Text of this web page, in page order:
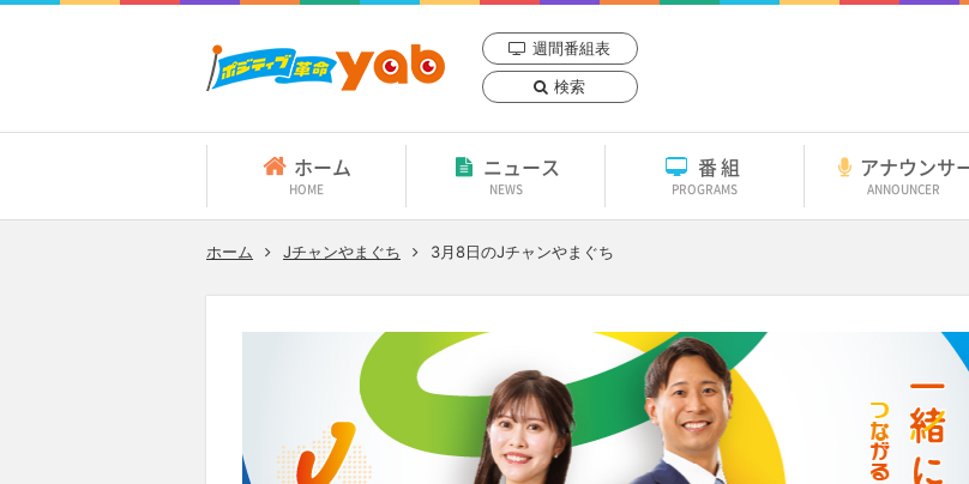
週間番組表
検索
ホーム
HOME
ニュース
NEWS
番組
PROGRAMS
アナウンサ
ANNOUNCER
ホーム Jチャンやまぐち 3月8日のJチャンやまぐち